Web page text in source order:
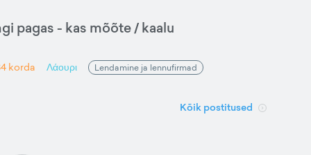
pagas - kas mõõte / kaalu
korda Λάουρι Lendamine ja lennufirmad
Kõik postitused